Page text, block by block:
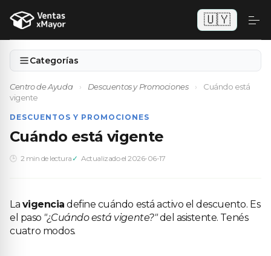
🇺🇾
Categorías
Centro de Ayuda › Descuentos y Promociones ›
Cuándo está
vigente
DESCUENTOS Y PROMOCIONES
Cuándo está vigente
2 min de lectura Actualizado el 2026-06-17
La vigencia define cuándo está activo el descuento. Es
el paso "¿Cuándo está vigente?"del asistente. Tenés
cuatro modos.